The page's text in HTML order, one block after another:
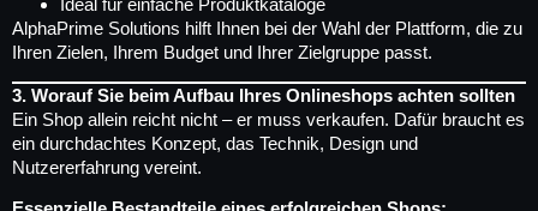
AlphaPrime Solutions hilft Ihnen bei der Wahl der Plattform, die zu
Ihren Zielen, Ihrem Budget und Ihrer Zielgruppe passt.
3. Worauf Sie beim Aufbau Ihres Onlineshops achten sollten
Ein Shop allein reicht nicht – er muss verkaufen. Dafür braucht es
ein durchdachtes Konzept, das Technik, Design und
Nutzererfahrung vereint.